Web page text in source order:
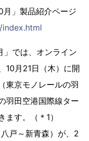
」製品紹介ページ
」では、オンライン
10月21日（木）に開
東京モノレールの羽
羽田空港国際線ター
す。（＊1）
戸～新青森）が、2